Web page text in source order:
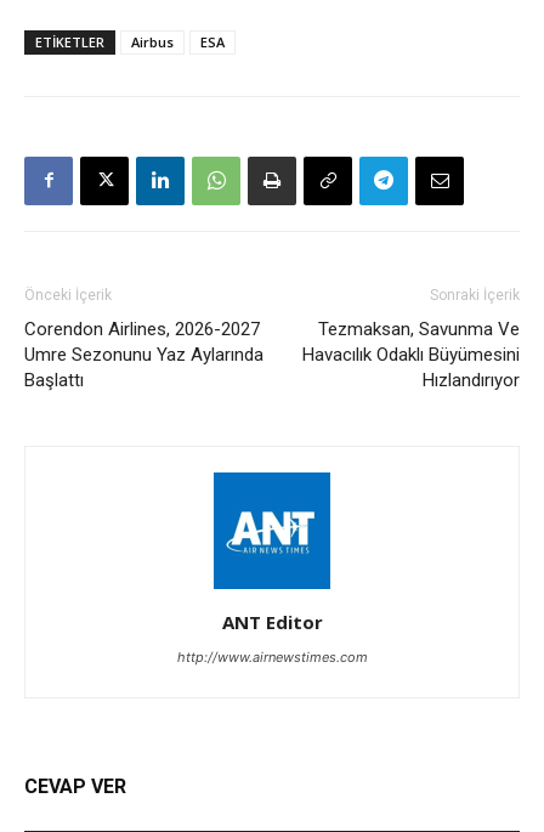
ETIKETLER Airbus ESA
Önceki İçerik
Corendon Airlines, 2026-2027
Umre Sezonunu Yaz Aylarında
Başlattı
Sonraki İçerik
Tezmaksan, Savunma Ve
Havacılık Odaklı Büyümesini
Hızlandırıyor
ANT Editor
http://www.airnewstimes.com
CEVAP VER